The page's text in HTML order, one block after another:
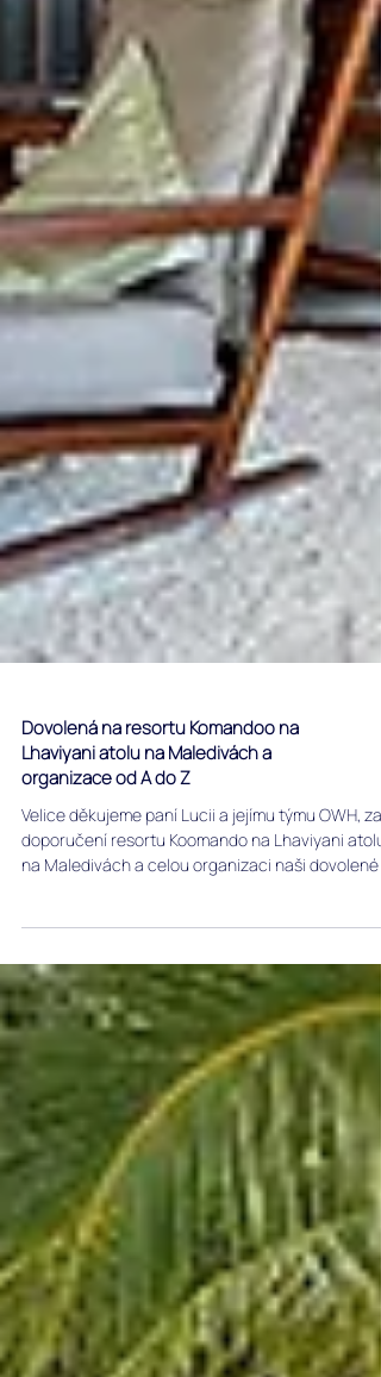
Dovolená na resortu Komandoo na
Lhaviyani atolu na Maledivách a
doporučení resortu Koomando na Lhaviyani atolu
na Maledivách a celou organizaci naši dovolené
A až do Z. Komunikace, veškeré informace o
Maledivách, jakož to připravenost Vám být
nápomocni na jedničku.